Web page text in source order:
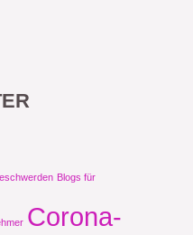
Blogs für
Corona-